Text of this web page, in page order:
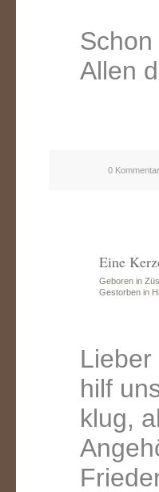
Allen
0
Eine
Geboren in
Gestorben in
Lieber
hilf
klug,